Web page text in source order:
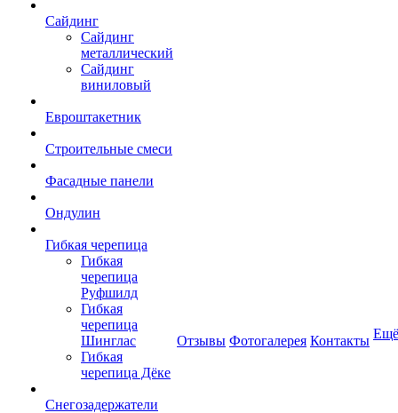
Сайдинг
Сайдинг
металлический
Сайдинг
виниловый
Евроштакетник
Строительные смеси
Фасадные панели
Ондулин
Гибкая черепица
Гибкая
черепица
Руфшилд
Гибкая
черепица
Шинглас
Гибкая
черепица Дёке
Снегозадержатели
Отзывы Фотогалерея Контакты Ещё